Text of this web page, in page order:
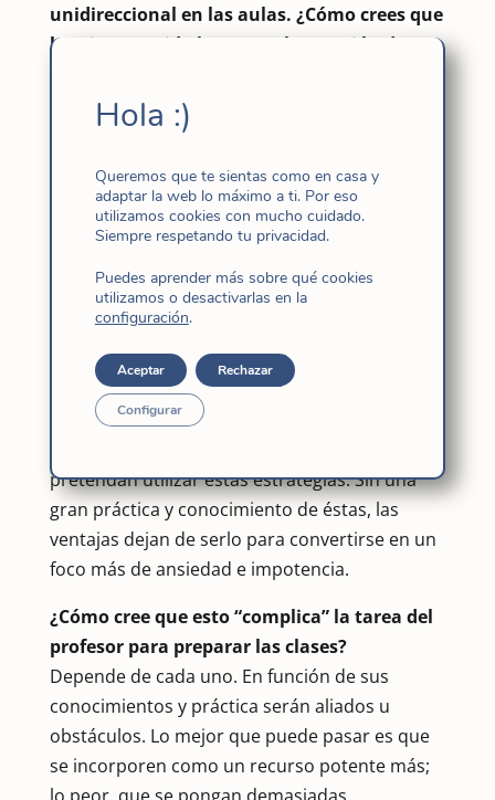
unidireccional en las aulas. ¿Cómo crees que
han intervenido las TIC en la creación de
“personalizar” la manera en que cada
alumno aprende?
personalización es una de las puertas que
abren; también el aprendizaje no presencial, la
los recursos en momentos y lugares
apropiados son algunas ventajas indudables.
¿Y desventajas?
No creo que sea una desventaja pero, no
obstante, cabe hablar de la
pretendan utilizar estas estrategias. Sin una
gran práctica y conocimiento de éstas, las
ventajas dejan de serlo para convertirse en un
foco más de ansiedad e impotencia.
¿Cómo cree que esto “complica” la tarea del
profesor para preparar las clases?
Depende de cada uno. En función de sus
conocimientos y práctica serán aliados u
obstáculos. Lo mejor que puede pasar es que
se incorporen como un recurso potente más;
Hola :)
Queremos que te sientas como en casa y
adaptar la web lo máximo a ti. Por eso
utilizamos cookies con mucho cuidado.
Siempre respetando tu privacidad.
Puedes aprender más sobre qué cookies
utilizamos o desactivarlas en la
configuración.
Aceptar Rechazar
Configurar